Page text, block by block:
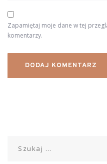
Zapamiętaj moje dane w tej
komentarzy.